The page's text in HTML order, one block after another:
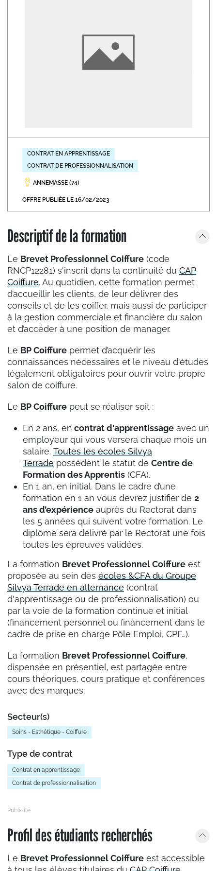
CONTRAT EN APPRENTISSAGE
CONTRAT DE PROFESSIONNALISATION
ANNEMASSE (74)
OFFRE PUBLIÉE LE 16/02/2023
Descriptif de la formation
Le Brevet Professionnel Coiffure (code
RNCP12281) s'inscrit dans la continuité du CAP
Coiffure. Au quotidien, cette formation permet
d’accueillir les clients, de leur délivrer des
conseils et de les coiffer, mais aussi de participer
à la gestion commerciale et financière du salon
et d’accéder à une position de manager.
Le BP Coiffure permet d’acquérir les
connaissances nécessaires et le niveau d'études
légalement obligatoires pour ouvrir votre propre
salon de coiffure.
Le BP Coiffure peut se réaliser soit :
En 2 ans, en contrat d'apprentissage avec un
employeur qui vous versera chaque mois un
salaire. Toutes les écoles Silvya
Terrade possèdent le statut de Centre de
Formation des Apprentis (CFA).
En 1 an, en initial. Dans le cadre d’une
formation en 1 an vous devrez justifier de 2
ans d’expérience auprès du Rectorat dans
les 5 années qui suivent votre formation. Le
diplôme sera délivré par le Rectorat une fois
toutes les épreuves validées.
La formation Brevet Professionnel Coiffure est
proposée au sein des écoles &CFA du Groupe
Silvya Terrade en alternance (contrat
d'apprentissage ou de professionnalisation) ou
par la voie de la formation continue et initial
(financement personnel ou financement dans le
cadre de prise en charge Pôle Emploi, CPF…).
La formation Brevet Professionnel Coiffure,
dispensée en présentiel, est partagée entre
cours théoriques, cours pratique et conférences
avec des marques.
Secteur(s)
Soins - Esthétique - Coiffure
Type de contrat
Contrat en apprentissage
Contrat de professionnalisation
Profil des étudiants recherchés
Le Brevet Professionnel Coiffure est accessible